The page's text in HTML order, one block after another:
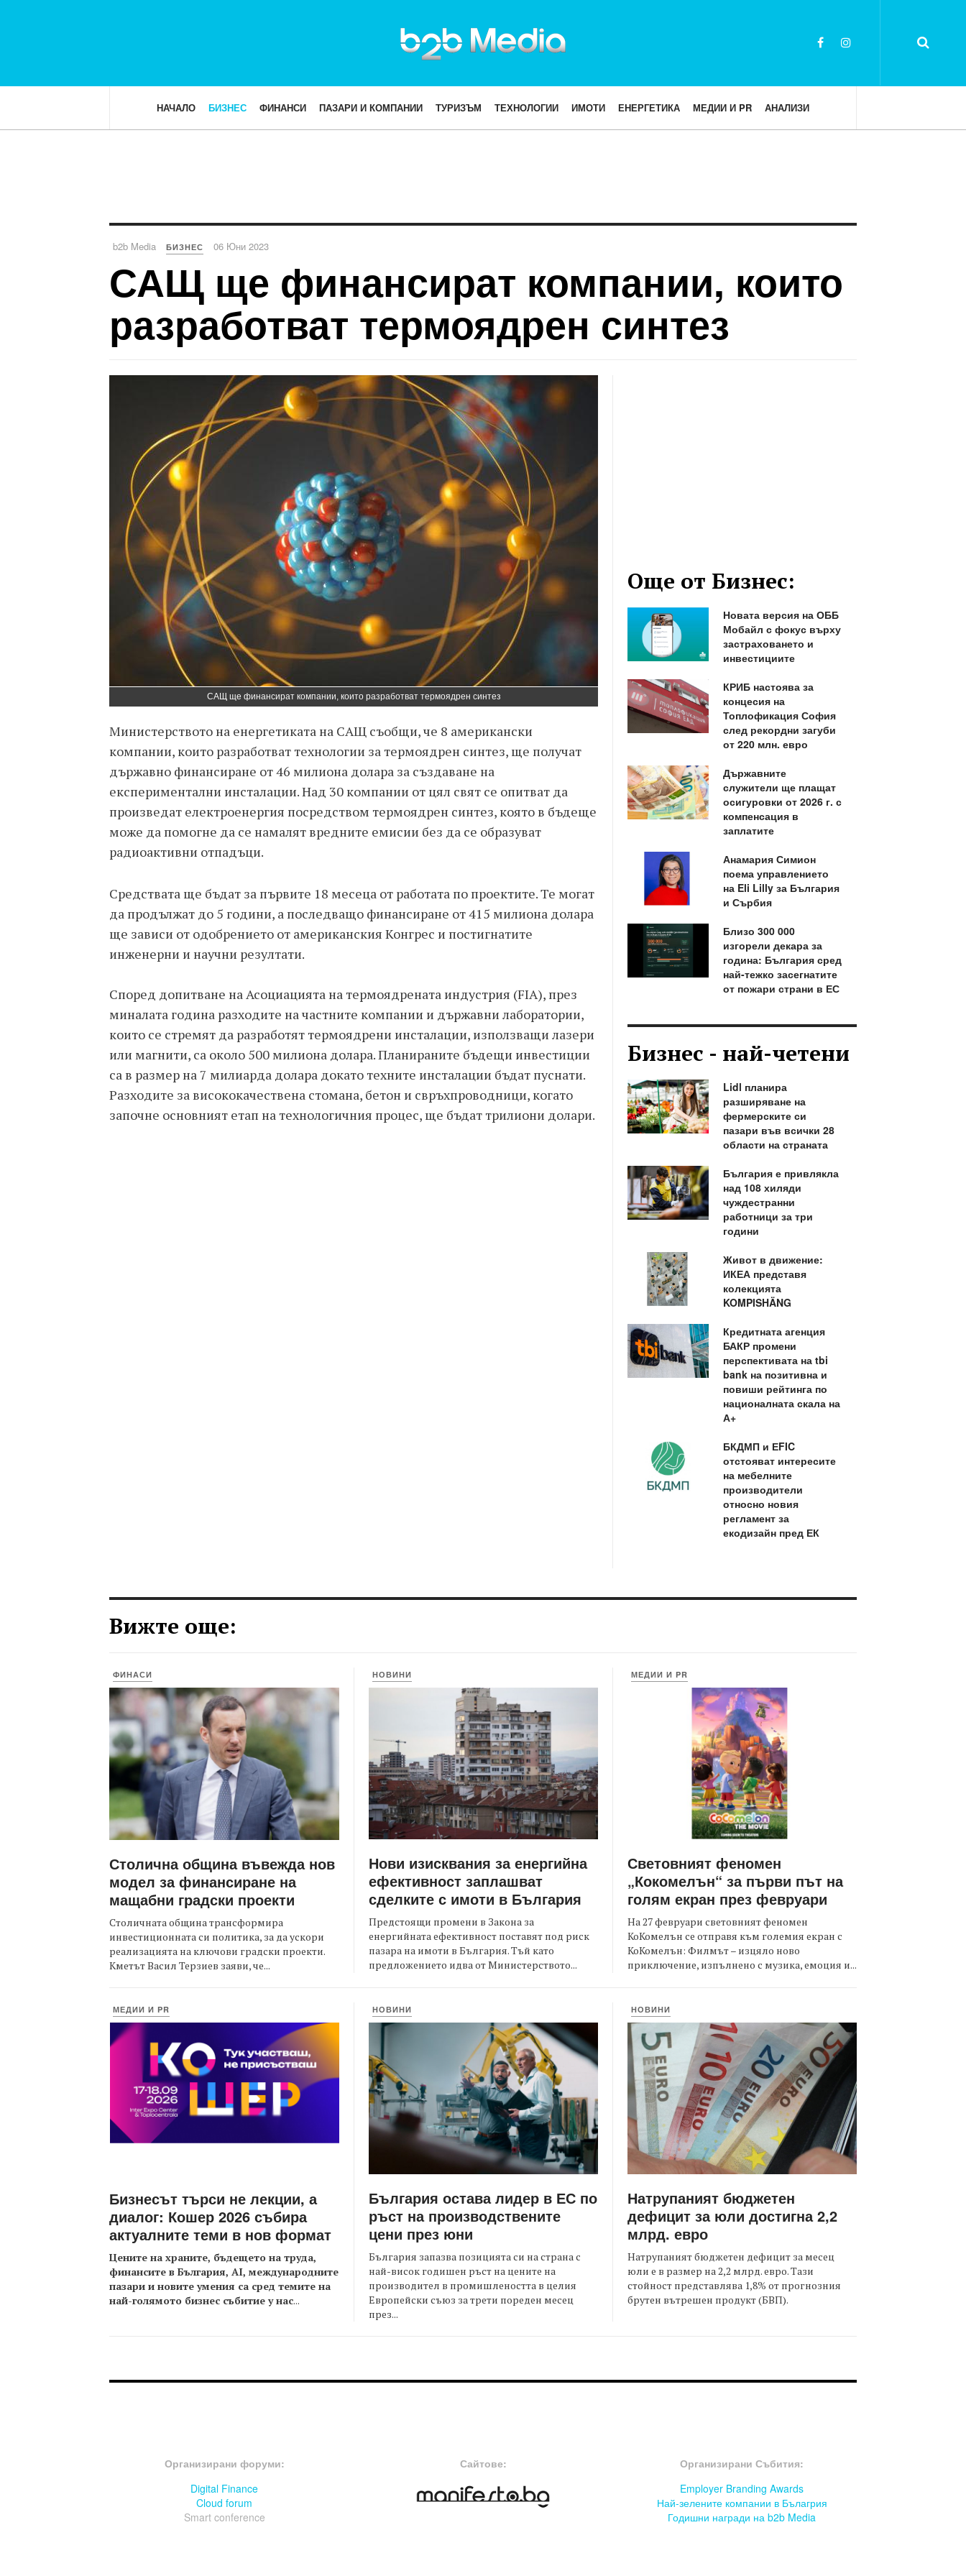
НАЧАЛО БИЗНЕС ФИНАНСИ ПАЗАРИ И КОМПАНИИ ТУРИЗЪМ ТЕХНОЛОГИИ ИМОТИ ЕНЕРГЕТИКА МЕДИИ И PR АНАЛИЗИ
b2b Media БИЗНЕС 06 Юни 2023
САЩ ще финансират компании, които
разработват термоядрен синтез
САЩ ще финансират компании, които разработват термоядрен синтез
Министерството на енергетиката на САЩ съобщи, че 8 американски
компании, които разработват технологии за термоядрен синтез, ще получат
държавно финансиране от 46 милиона долара за създаване на
експериментални инсталации. Над 30 компании от цял свят се опитват да
произведат електроенергия посредством термоядрен синтез, която в бъдеще
може да помогне да се намалят вредните емисии без да се образуват
радиоактивни отпадъци.
Средствата ще бъдат за първите 18 месеца от работата по проектите. Те могат
да продължат до 5 години, а последващо финансиране от 415 милиона долара
ще зависи от одобрението от американския Конгрес и постигнатите
инженерни и научни резултати.
Според допитване на Асоциацията на термоядрената индустрия (FIA), през
миналата година разходите на частните компании и държавни лаборатории,
които се стремят да разработят термоядрени инсталации, използващи лазери
или магнити, са около 500 милиона долара. Планираните бъдещи инвестиции
са в размер на 7 милиарда долара докато техните инсталации бъдат пуснати.
Разходите за висококачествена стомана, бетон и свръхпроводници, когато
започне основният етап на технологичния процес, ще бъдат трилиони долари.
Още от Бизнес:
Новата версия на ОББ
Мобайл с фокус върху
застраховането и
инвестициите
КРИБ настоява за
концесия на
Топлофикация София
след рекордни загуби
от 220 млн. евро
Държавните
служители ще плащат
осигуровки от 2026 г. с
компенсация в
заплатите
Анамария Симион
поема управлението
на Eli Lilly за България
и Сърбия
Близо 300 000
изгорели декара за
година: България сред
най-тежко засегнатите
от пожари страни в ЕС
Бизнес - най-четени
Lidl планира
разширяване на
фермерските си
пазари във всички 28
области на страната
България е привлякла
над 108 хиляди
чуждестранни
работници за три
години
Живот в движение:
ИКЕА представя
колекцията
KOMPISHÄNG
Кредитната агенция
БАКР промени
перспективата на tbi
bank на позитивна и
повиши рейтинга по
националната скала на
А+
БКДМП и ЕFIC
отстояват интересите
на мебелните
производители
относно новия
регламент за
екодизайн пред ЕК
Вижте още:
ФИНАСИ
Столична община въвежда нов
модел за финансиране на
мащабни градски проекти
Столичната община трансформира
инвестиционната си политика, за да ускори
реализацията на ключови градски проекти.
Кметът Васил Терзиев заяви, че...
НОВИНИ
Нови изисквания за енергийна
ефективност заплашват
сделките с имоти в България
Предстоящи промени в Закона за
енергийната ефективност поставят под риск
пазара на имоти в България. Тъй като
предложението идва от Министерството...
МЕДИИ И PR
Световният феномен
„Кокомелън“ за първи път на
голям екран през февруари
На 27 февруари световният феномен
КоКомелън се отправя към големия екран с
КоКомелън: Филмът – изцяло ново
приключение, изпълнено с музика, емоция и...
МЕДИИ И PR
Бизнесът търси не лекции, а
диалог: Кошер 2026 събира
актуалните теми в нов формат
Цените на храните, бъдещето на труда,
финансите в България, AI, международните
пазари и новите умения са сред темите на
най-голямото бизнес събитие у нас...
НОВИНИ
България остава лидер в ЕС по
ръст на производствените
цени през юни
България запазва позицията си на страна с
най-висок годишен ръст на цените на
производител в промишлеността в целия
Европейски съюз за трети пореден месец
през...
НОВИНИ
Натрупаният бюджетен
дефицит за юли достигна 2,2
млрд. евро
Натрупаният бюджетен дефицит за месец
юли е в размер на 2,2 млрд. евро. Тази
стойност представлява 1,8% от прогнозния
брутен вътрешен продукт (БВП).
Организирани форуми:
Digital Finance
Cloud forum
Smart conference
Сайтове:
Организирани Събития:
Employer Branding Awards
Най-зелените компании в Бълагрия
Годишни награди на b2b Media